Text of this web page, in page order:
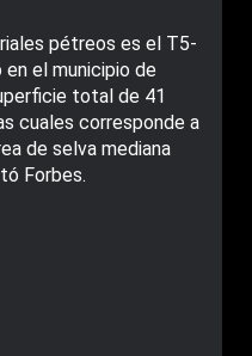
pétreos es el T5-
el municipio de
total de 41
cuales corresponde a
de selva mediana
Forbes.